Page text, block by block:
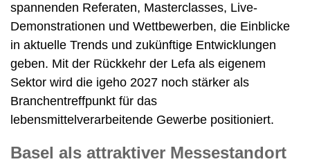
spannenden Referaten, Masterclasses, Live-
Demonstrationen und Wettbewerben, die Einblicke
in aktuelle Trends und zukünftige Entwicklungen
geben. Mit der Rückkehr der Lefa als eigenem
Sektor wird die igeho 2027 noch stärker als
Branchentreffpunkt für das
lebensmittelverarbeitende Gewerbe positioniert.
Basel als attraktiver Messestandort